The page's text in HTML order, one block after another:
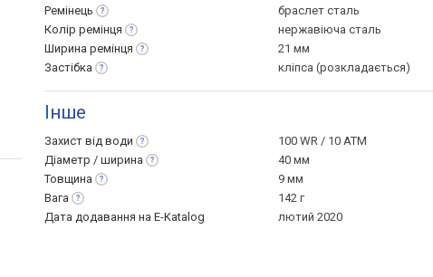
Ремінець
браслет сталь
Колір ремінця
нержавіюча сталь
Ширина ремінця
21 мм
Застібка
кліпса (розкладається)
Інше
Захист від води
100 WR / 10 ATM
Діаметр / ширина
40 мм
Товщина
9 мм
Вага
142 г
Дата додавання на E-Katalog
лютий 2020